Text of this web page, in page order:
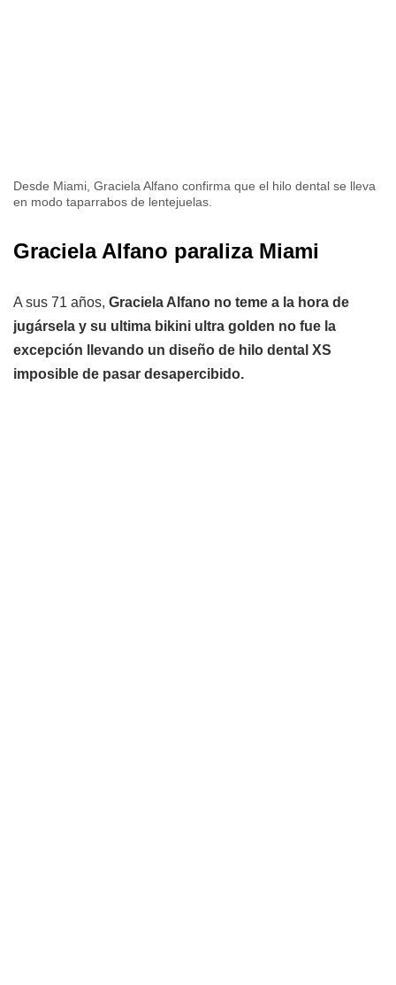
Desde Miami, Graciela Alfano confirma que el hilo dental se lleva
en modo taparrabos de lentejuelas.
Graciela Alfano paraliza Miami
A sus 71 años, Graciela Alfano no teme a la hora de
jugársela y su ultima bikini ultra golden no fue la
excepción llevando un diseño de hilo dental XS
imposible de pasar desapercibido.